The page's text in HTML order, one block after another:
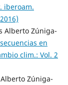
iberoam.
Alberto Zúniga-
en
clim.: Vol. 2
Zúniga-